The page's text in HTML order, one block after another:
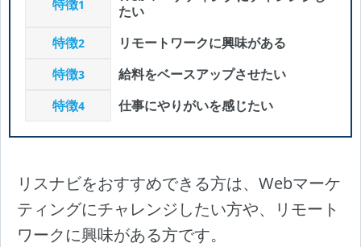
特徴1
たい
特徴2
リモートワークに興味がある
特徴3
給料をベースアップさせたい
特徴4 仕事にやりがいを感じたい
リスナビをおすすめできる方は、Webマーケ
ティングにチャレンジしたい方や、リモート
ワークに興味がある方です。